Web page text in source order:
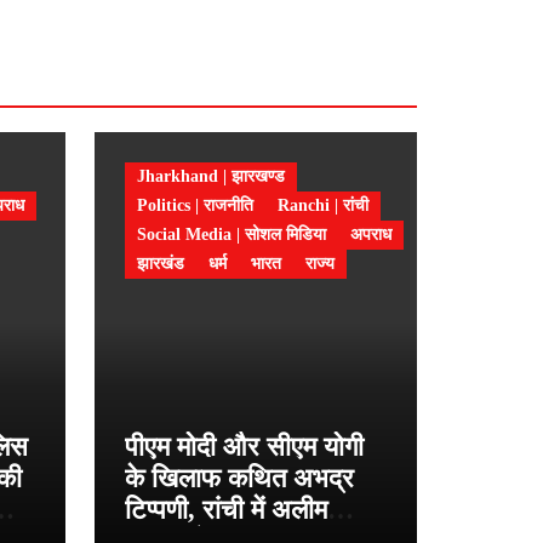
Jharkhand | झारखण्ड
Politics | राजनीति
Ranchi | रांची
Social Media | सोशल मिडिया
अपराध
झारखंड
धर्म भारत राज्य
पीएम मोदी और सीएम योगी
के खिलाफ कथित अभद्र
टिप्पणी, रांची में अलीम